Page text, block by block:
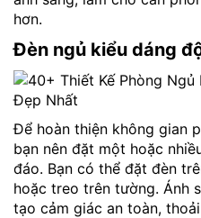
hơn.
Đèn ngủ kiểu dáng
Để hoàn thiện không gian
bạn nên đặt một hoặc
đáo. Bạn có thể đặt đèn
hoặc treo trên tường. Ánh
tạo cảm giác an toàn,